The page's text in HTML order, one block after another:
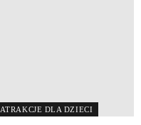
ATRAKCJE DLA DZIECI